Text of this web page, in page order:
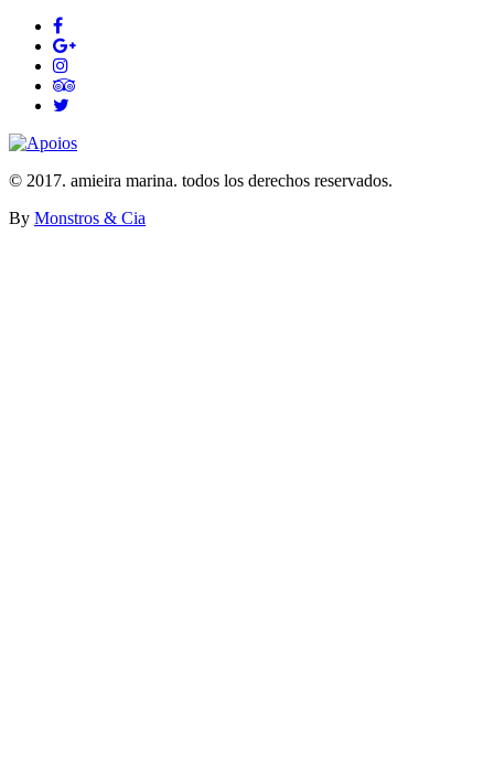
© 2017. amieira marina. todos los derechos reservados.
By Monstros & Cia